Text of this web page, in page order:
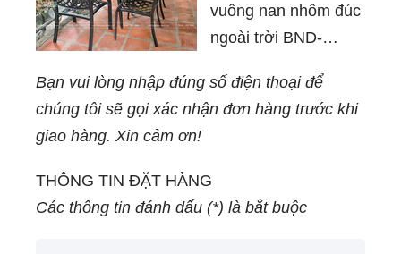
vuông nan nhôm đúc
ngoài trời BND-
sản phẩm chuyên
dụng được thiết kế
chất liệu nhôm đúc
Bạn vui lòng nhập đúng số điện thoại để
chúng tôi sẽ gọi xác nhận đơn hàng trước khi
giao hàng. Xin cảm ơn!
THÔNG TIN ĐẶT HÀNG
Các thông tin đánh dấu (*) là bắt buộc